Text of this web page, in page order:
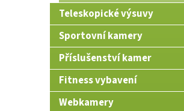
Teleskopické výsuvy
Sportovní kamery
Příslušenství kamer
Fitness vybavení
Webkamery